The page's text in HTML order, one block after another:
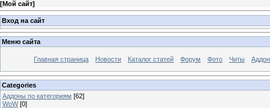
[Мой сайт]
Вход на сайт
Меню сайта
Главная страница Новости Каталог статей Форум Фото Читы
Categories
Аддоны по категориям [62]
WoW [0]